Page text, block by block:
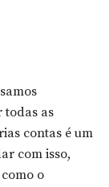
todas as
contas é um
com isso,
o